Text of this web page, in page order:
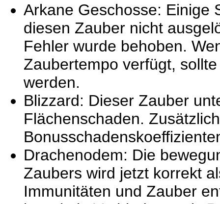
Arkane Geschosse: Einige
diesen Zauber nicht
Fehler wurde behoben.
Zaubertempo verfügt,
werden.
Blizzard: Dieser Zauber
Flächenschaden.
Drachenodem: Die
Zaubers wird jetzt korrekt
Immunitäten und Zauber